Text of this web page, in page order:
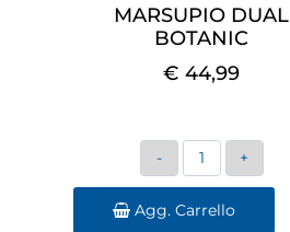
MARSUPIO DUAL
BOTANIC
€ 44,99
Quantità
Agg. Carrello